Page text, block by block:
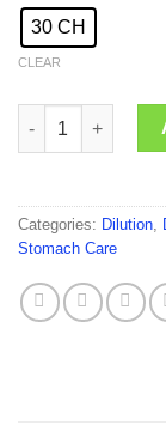
30 CH
CLEAR
Dr. Willmar
Categories: Dilution,
Stomach Care